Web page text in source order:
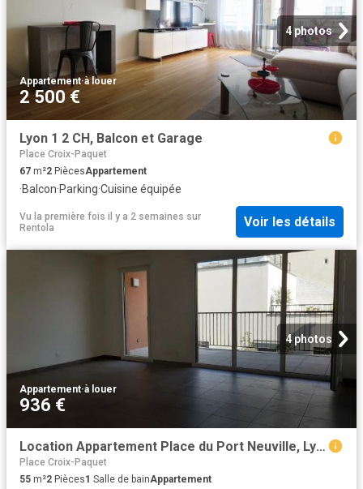
4 photos
Appartement·à louer
2 500 €
Lyon 1 2 CH, Balcon et Garage
Place Croix-Paquet
67 m²2 PiècesAppartement
·Balcon·Parking·Cuisine équipée
Vu la première fois il y a 2 semaines sur
Rentola
Voir les détails
4 photos
Appartement·à louer
936 €
Location Appartement Place du Port Neuville, Lyon
Place Croix-Paquet
55 m²2 Pièces1 Salle de bainAppartement